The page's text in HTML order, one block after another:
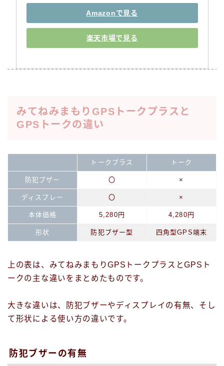
Amazonで見る
楽天市場で見る
みてねみまもりGPSトークプラスと
GPSトークの違い
トークプラス トーク
防犯ブザー 〇 ×
ディスプレー 〇 ×
本体価格 5,280円 4,280円
形状 防犯ブザー型 四角型GPS端末
上の表は、みてねみまもりGPSトークプラスとGPSト
ークの主な違いをまとめたものです。
大きな違いは、防犯ブザーやディスプレイの有無、そし
て形状による使い方の違いです。
防犯ブザーの有無